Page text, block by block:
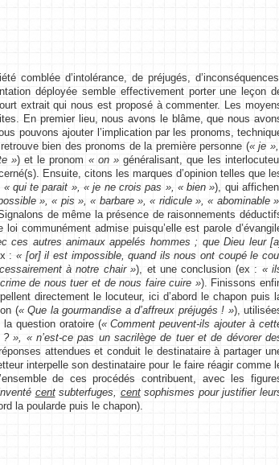
d’intolérance, de préjugés, d’inconséquences,
déployée semble effectivement porter une leçon
extrait qui nous est proposé à commenter. Les
En premier lieu, nous avons le blâme, que nous
pouvons ajouter l’implication par les pronoms,
bien des pronoms de la première personne (« je »,
») et le pronom « on » généralisant, que les
Ensuite, citons les marques d’opinion telles que
qui te parait », « je ne crois pas », « bien »), qui
», « pis », « barbare », « ridicule », « abominable »,
de même la présence de raisonnements
communément admise puisqu’elle est parole
autres animaux appelés hommes ; que Dieu leur
: « [or] il est impossible, quand ils nous ont coupé le cou,
à notre chair »), et une conclusion (ex : «
de nous tuer et de nous faire cuire »). Finissons
directement le locuteur, ici d’abord le chapon puis
(« Que la gourmandise a d’affreux préjugés ! »),
la question oratoire (« Comment peuvent-ils ajouter à
», « n’est-ce pas un sacrilège de tuer et de dévorer
attendues et conduit le destinataire à partager
interpelle son destinataire pour le faire réagir comme
de ces procédés contribuent, avec les
centsubterfuges, centsophismes pour justifier
la poularde puis le chapon).